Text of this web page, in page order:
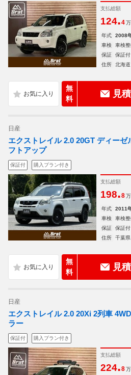
支払総額
124.4
年式 2008
車検
車検
保証
保証付
住所
北海
無
料
見
日産
エクストレイル 2.0 20GT ディーゼ
フトアップ
保証付 購入プラン付き
支払総額
198.8
年式 2011
車検
車検
保証
保証付
住所
千葉
無
料
見
日産
エクストレイル 2.0 20Xi 2列車
ラー
保証付 購入プラン付き
支払総額
224.8